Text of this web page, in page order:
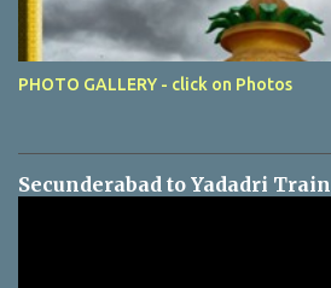
PHOTO GALLERY - click on Photos
Secunderabad to Yadadri Train